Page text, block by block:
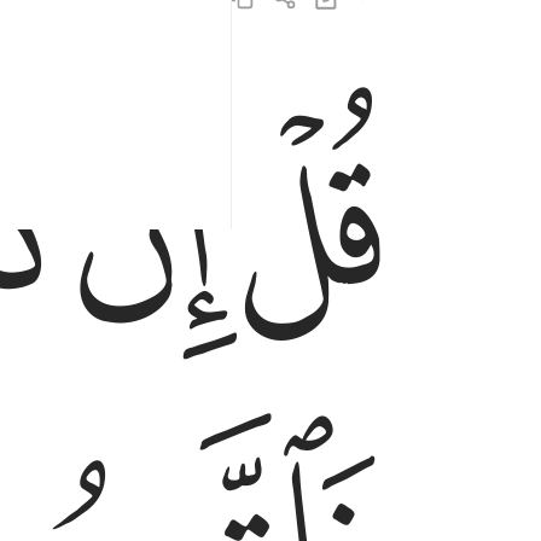
قل ان كنتم تحبون الله فاتبعوني يحببكم الله
قُلْ إِن كُنتُمْ تُحِبُّونَ ٱللَّهَ فَٱتَّبِعُونِى يُحْبِبْكُمُ
ﱞﱟ